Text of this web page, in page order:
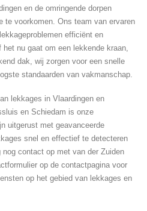
en de omringende dorpen
te voorkomen. Ons team van ervaren
efficiënt en
nu gaat om een lekkende kraan,
dak, wij zorgen voor een snelle
standaarden van vakmanschap.
lekkages in Vlaardingen en
en Schiedam is onze
uitgerust met geavanceerde
snel en effectief te detecteren
contact op met van der Zuiden
op de contactpagina voor
op het gebied van lekkages en